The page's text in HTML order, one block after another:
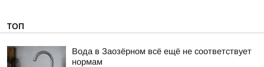
ТОП
Вода в Заозёрном всё ещё не соответствует
нормам